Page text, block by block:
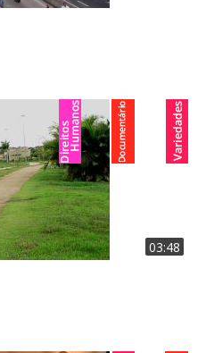
03:48